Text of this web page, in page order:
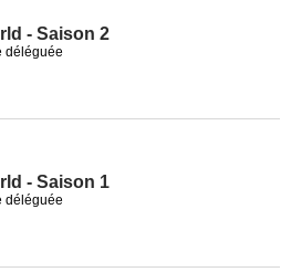
- Saison 2
déléguée
- Saison 1
déléguée